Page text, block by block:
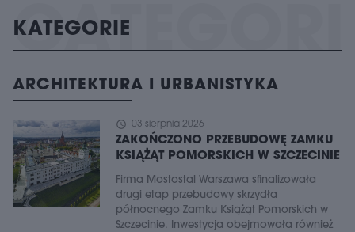
KATEGORIE
ARCHITEKTURA I URBANISTYKA
schedule 03 sierpnia 2026
ZAKOŃCZONO PRZEBUDOWĘ ZAMKU
KSIĄŻĄT POMORSKICH W SZCZECINIE
Firma Mostostal Warszawa sfinalizowała
drugi etap przebudowy skrzydła
północnego Zamku Książąt Pomorskich w
Szczecinie. Inwestycja obejmowała również